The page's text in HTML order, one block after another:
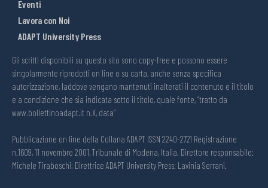
Eventi
Lavora con Noi
ADAPT University Press
Gli scritti disponibili su questo sito sono copy-free e possono essere
singolarmente riprodotti on line o su carta, anche senza specifica
autorizzazione, laddove vengano mantenuti inalterati il contenuto e il titolo
e a condizione che sia indicata sotto il titolo, quale fonte, “tratto da
www.bollettinoadapt.it n.X, data“
Pubblicazione on line della Collana ADAPT ISSN 2240-2721 Registrazione
n.1609, 11 novembre 2001, Tribunale di Modena, Italia. Direttore responsabile:
Michele Tiraboschi; Direttrice ADAPT University Press: Lavinia Serrani.